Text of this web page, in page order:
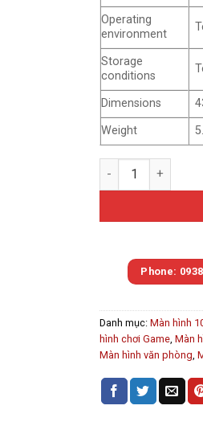
Operating
environment
Storage
conditions
Dimensions
Weight
Máy in HP
Phone:
Danh mục:Màn hình
hình chơi Game,Màn
Màn hình văn phòng,